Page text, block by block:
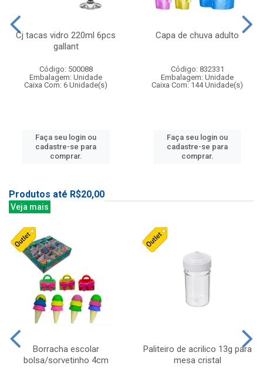
Cj tacas vidro 220ml 6pcs
gallant
Código: 500088
Embalagem: Unidade
Caixa Com: 6 Unidade(s)
Faça seu login ou
cadastre-se para
comprar.
Capa de chuva adulto
Código: 832331
Embalagem: Unidade
Caixa Com: 144 Unidade(s)
Faça seu login ou
cadastre-se para
comprar.
Produtos até R$20,00
Veja mais
Borracha escolar
bolsa/sorvetinho 4cm
Paliteiro de acrilico 13g para
mesa cristal